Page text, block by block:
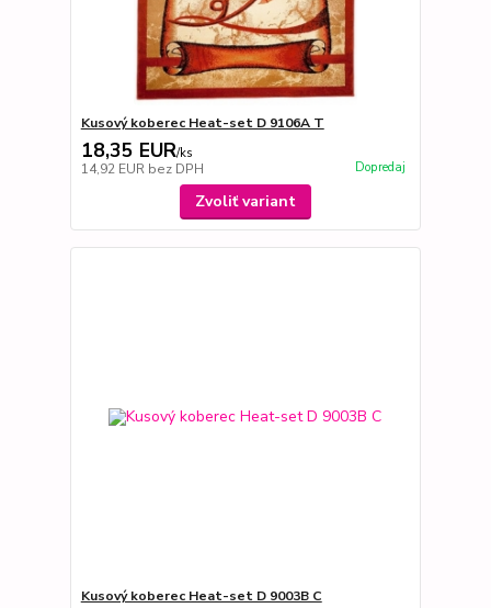
Kusový koberec Heat-set D 9106A T
18,35 EUR/ks
14,92 EUR bez DPH Dopredaj
Zvoliť variant
Kusový koberec Heat-set D 9003B C